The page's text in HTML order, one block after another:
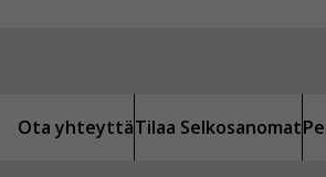
Ota yhteyttäTilaa Selkosanomat